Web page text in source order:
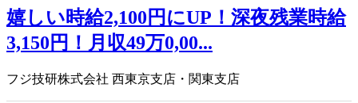
嬉しい時給2,100円にUP！深夜残業時給
3,150円！月収49万0,00...
フジ技研株式会社 西東京支店・関東支店